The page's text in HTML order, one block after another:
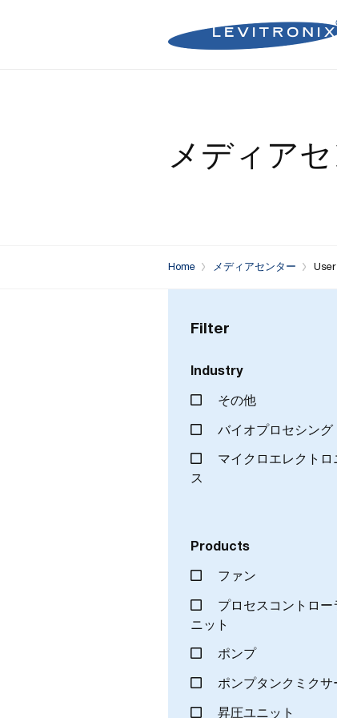
Microelectronics
Microelectronics
Bioprocessing Clamp-
Bioprocessing Flow
メディア
Home メディアセンター
Filter
Industry
その他
バイオプロセシング
マイクロエレクトロ
ス
Products
ファン
プロセスコントロー
ニット
ポンプ
ポンプタンクミクサ
昇圧ユニット